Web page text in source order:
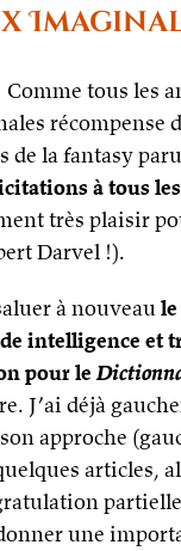
tous les
récompense
de la fantasy
à tous
très plaisir
Darvel !).
à nouveau
intelligence et
pour le
J’ai déjà
approche
articles,
une